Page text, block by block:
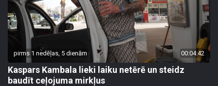
pirms 1 nedēļas, 5 dienām 00:04:42
Kaspars Kambala lieki laiku netērē un steidz
baudīt ceļojuma mirkļus